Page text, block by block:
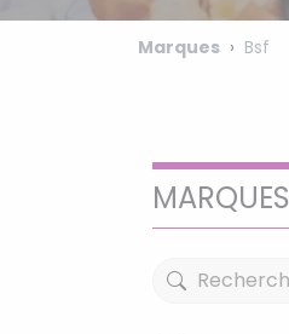
Marques Bsf
MARQUES